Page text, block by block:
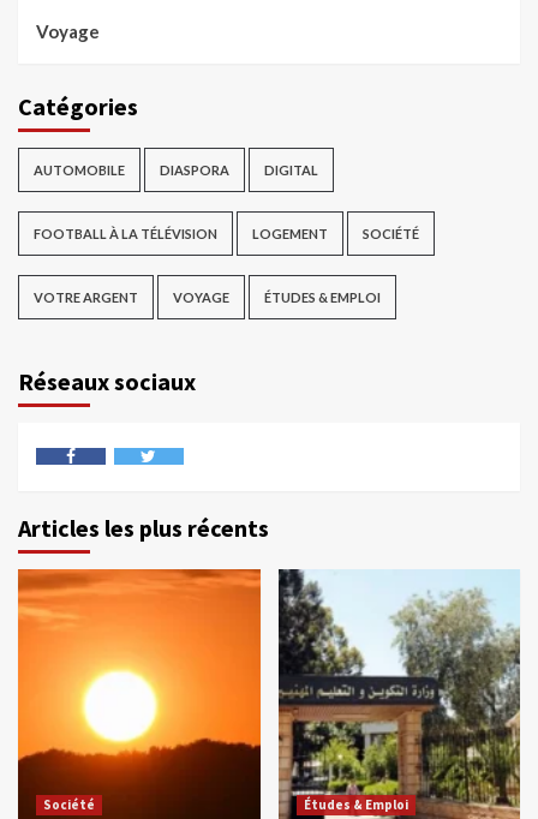
Voyage
Catégories
AUTOMOBILE DIASPORA DIGITAL
FOOTBALL À LA TÉLÉVISION LOGEMENT SOCIÉTÉ
VOTRE ARGENT VOYAGE ÉTUDES & EMPLOI
Réseaux sociaux
Articles les plus récents
Société Études & Emploi